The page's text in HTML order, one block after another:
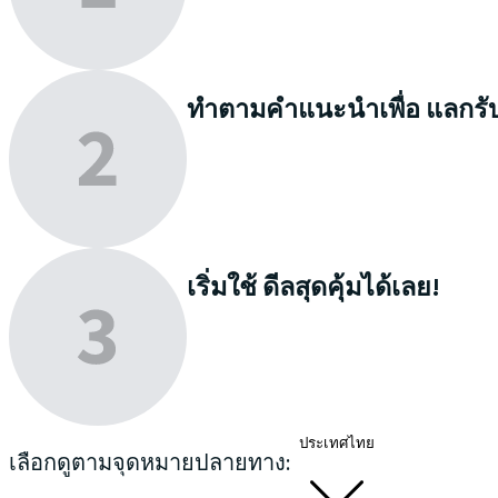
ทำตามคำแนะนำเพื่อ แลกรั
เริ่มใช้ดีลสุดคุ้มได้เลย!
เลือกดูตามจุดหมายปลายทาง: